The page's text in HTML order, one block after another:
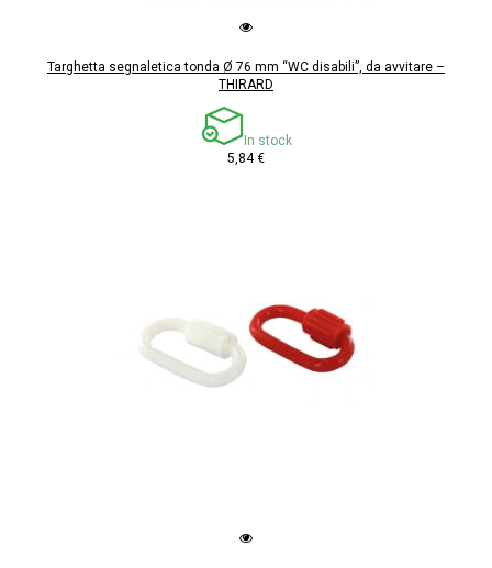
Targhetta segnaletica tonda Ø 76 mm “WC disabili”, da avvitare –
THIRARD
In stock
5,84 €